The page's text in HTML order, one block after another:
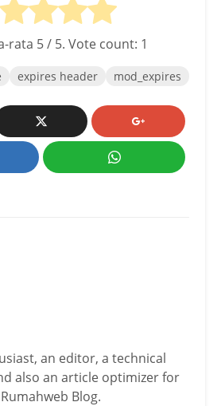
rata 5/ 5. Vote count: 1
expires header mod_expires
an editor, a technical
also an article optimizer for
Blog.